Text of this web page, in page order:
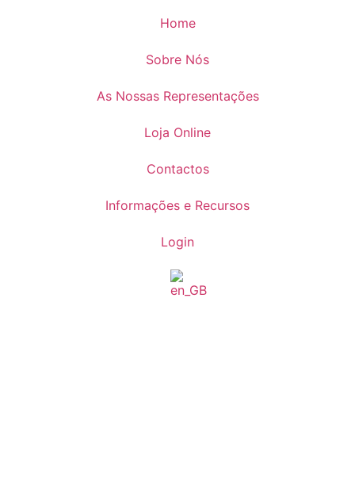
Home
Sobre Nós
As Nossas Representações
Loja Online
Contactos
Informações e Recursos
Login